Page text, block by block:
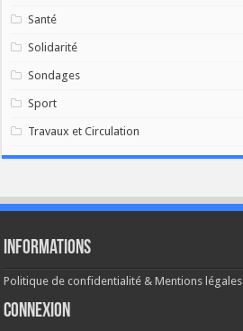
Santé
Solidarité
Sondages
Sport
Travaux et Circulation
Informations
Politique de confidentialité & Mentions légales
Connexion